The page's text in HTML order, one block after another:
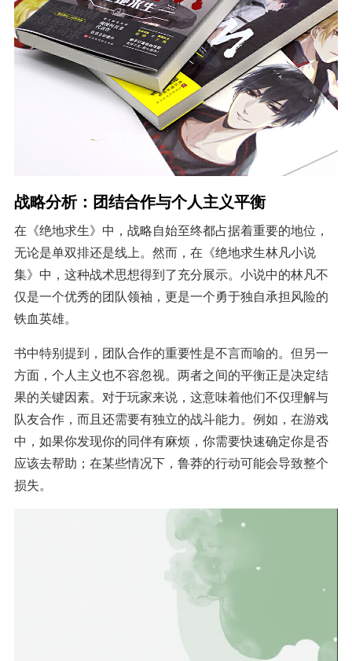
战略分析：团结合作与个人主义平衡
在《绝地求生》中，战略自始至终都占据着重要的地位，
无论是单双排还是线上。然而，在《绝地求生林凡小说
集》中，这种战术思想得到了充分展示。小说中的林凡不
仅是一个优秀的团队领袖，更是一个勇于独自承担风险的
铁血英雄。
书中特别提到，团队合作的重要性是不言而喻的。但另一
方面，个人主义也不容忽视。两者之间的平衡正是决定结
果的关键因素。对于玩家来说，这意味着他们不仅理解与
队友合作，而且还需要有独立的战斗能力。例如，在游戏
中，如果你发现你的同伴有麻烦，你需要快速确定你是否
应该去帮助；在某些情况下，鲁莽的行动可能会导致整个
损失。